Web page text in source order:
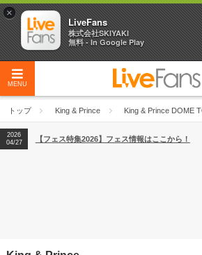
MENU
トップ King & Prince King & Prince DOME
2026
04/27
2026
【ライブ動員ランキング】2026年上半期編発表
2026
04/27
【フェス特集2026】フェス情報はここから！
×
LiveFans
株式会社SKIYAKI
無料 - In Google Play